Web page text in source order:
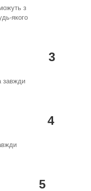
з
якого
3
завжди
4
5